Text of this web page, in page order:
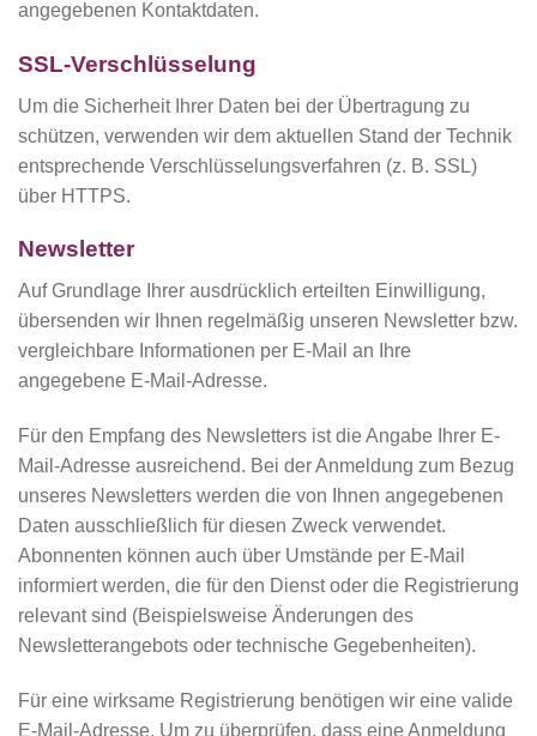
angegebenen Kontaktdaten.
SSL-Verschlüsselung
Um die Sicherheit Ihrer Daten bei der Übertragung zu
schützen, verwenden wir dem aktuellen Stand der Technik
entsprechende Verschlüsselungsverfahren (z. B. SSL)
über HTTPS.
Newsletter
Auf Grundlage Ihrer ausdrücklich erteilten Einwilligung,
übersenden wir Ihnen regelmäßig unseren Newsletter bzw.
vergleichbare Informationen per E-Mail an Ihre
angegebene E-Mail-Adresse.
Für den Empfang des Newsletters ist die Angabe Ihrer E-
Mail-Adresse ausreichend. Bei der Anmeldung zum Bezug
unseres Newsletters werden die von Ihnen angegebenen
Daten ausschließlich für diesen Zweck verwendet.
Abonnenten können auch über Umstände per E-Mail
informiert werden, die für den Dienst oder die Registrierung
relevant sind (Beispielsweise Änderungen des
Newsletterangebots oder technische Gegebenheiten).
Für eine wirksame Registrierung benötigen wir eine valide
E-Mail-Adresse. Um zu überprüfen, dass eine Anmeldung